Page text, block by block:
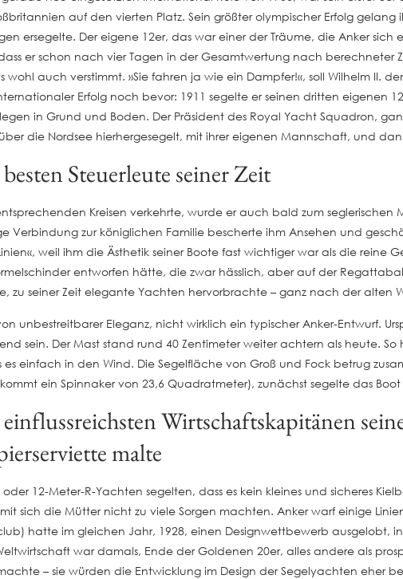
auf den vierten Platz. Sein größter olympischer Erfolg gelang
ersegelte. Der eigene 12er, das war einer der Träume, die Anker sich
er schon nach vier Tagen in der Gesamtwertung nach
wohl auch verstimmt. »Sie fahren ja wie ein Dampfer!«, soll Wilhelm II.
Erfolg noch bevor: 1911 segelte er seinen dritten eigenen
in Grund und Boden. Der Präsident des Royal Yacht Squadron,
die Nordsee hierhergesegelt, mit ihrer eigenen Mannschaft, und
Steuerleute seiner Zeit
Kreisen verkehrte, wurde er auch bald zum seglerischen
zur königlichen Familie bescherte ihm Ansehen und
weil ihm die Ästhetik seiner Boote fast wichtiger war als die reine
entworfen hätte, die zwar hässlich, aber auf der
zu seiner Zeit elegante Yachten hervorbrachte – ganz nach der alten
unbestreitbarer Eleganz, nicht wirklich ein typischer Anker-Entwurf.
sein. Der Mast stand rund 40 Zentimeter weiter achtern als heute. So
es einfach in den Wind. Die Segelfläche von Groß und Fock betrug
ein Spinnaker von 23,6 Quadratmeter), zunächst segelte das
Wirtschaftskapitänen
malte
12-Meter-R-Yachten segelten, dass es kein kleines und sicheres
sich die Mütter nicht zu viele Sorgen machten. Anker warf einige
hatte im gleichen Jahr, 1928, einen Designwettbewerb ausgelobt,
war damals, Ende der Goldenen 20er, alles andere als
– sie würden die Entwicklung im Design der Segelyachten eher